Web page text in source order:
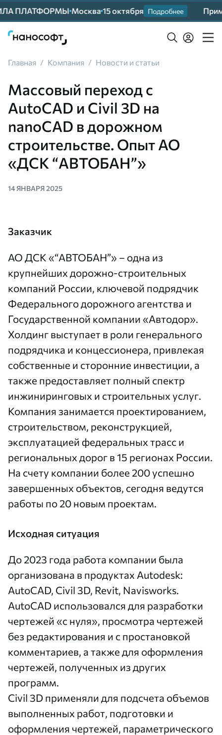
ПЛАТФОРМЫ Москва 15 октября Подробнее
Главная / Компания / Новости и статьи
Массовый переход с
AutoCAD и Civil 3D на
nanoCAD в дорожном
строительстве. Опыт АО
«ДСК “АВТОБАН”»
14 ЯНВАРЯ 2025
Заказчик
АО ДСК «“АВТОБАН”» – одна из
крупнейших дорожно-строительных
компаний России, ключевой подрядчик
Федерального дорожного агентства и
Государственной компании «Автодор».
Холдинг выступает в роли генерального
подрядчика и концессионера, привлекая
собственные и сторонние инвестиции, а
также предоставляет полный спектр
инжиниринговых и строительных услуг.
Компания занимается проектированием,
строительством, реконструкцией,
эксплуатацией федеральных трасс и
региональных дорог в 15 регионах России.
На счету компании более 200 успешно
завершенных объектов, сегодня ведутся
работы по 20 новым проектам.
Исходная ситуация
До 2023 года работа компании была
организована в продуктах Autodesk:
AutoCAD, Civil 3D, Revit, Navisworks.
AutoCAD использовался для разработки
чертежей «с нуля», просмотра чертежей
без редактирования и с простановкой
комментариев, а также для оформления
чертежей, полученных из других
программ.
Civil 3D применяли для подсчета объемов
выполненных работ, подготовки и
оформления чертежей, параметрического